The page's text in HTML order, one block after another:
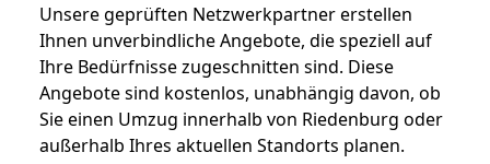
Unsere geprüften Netzwerkpartner erstellen
Ihnen unverbindliche Angebote, die speziell auf
Ihre Bedürfnisse zugeschnitten sind. Diese
Angebote sind kostenlos, unabhängig davon, ob
Sie einen Umzug innerhalb von Riedenburg oder
außerhalb Ihres aktuellen Standorts planen.